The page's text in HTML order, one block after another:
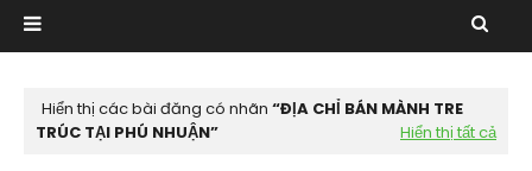
Hiển thị các bài đăng có nhãn ĐỊA CHỈ BÁN MÀNH TRE
TRÚC TẠI PHÚ NHUẬN
Hiển thị tất cả